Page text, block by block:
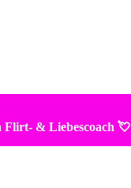
Flirt- & Liebescoach 💘